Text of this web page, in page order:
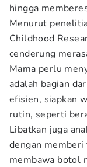
hingga
Menurut
Childhood
cenderung
Mama perlu
adalah bagian
efisien, siapkan
rutin, seperti
Libatkan juga
dengan
membawa botol